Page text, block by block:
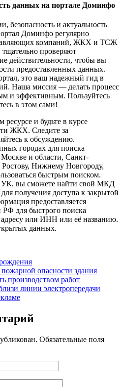
данных на портале Доминфо
безопасность и актуальность
Доминфо регулярно
компаний, ЖКХ и ТСЖ
проверяют
действительности, чтобы вы
предоставленных данных.
это ваш надежный гид в
Наша миссия — делать процесс
и эффективным. Пользуйтесь
в этом сами!
ресурсе и будьте в курсе
ЖКХ. Следите за
к обсуждению.
городах для поиска
и области, Санкт-
Ростову, Нижнему Новгороду,
быстрым поиском.
УК, вы сможете найти свой МКД
получения доступа к закрытой
предоставляется
РФ для быстрого поиска
или ИНН или её названию.
данных.
опасности здания
производством работ
линии электропередачи
Обязательные поля